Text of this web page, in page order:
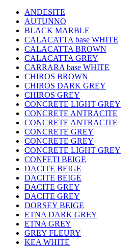
ANDESITE
AUTUNNO
BLACK MARBLE
CALACATTA base WHITE
CALACATTA BROWN
CALACATTA GREY
CARRARA base WHITE
CHIROS BROWN
CHIROS DARK GREY
CHIROS GREY
CONCRETE LIGHT GREY
CONCRETE ANTRACITE
CONCRETE ANTRACITE
CONCRETE GREY
CONCRETE GREY
CONCRETE LIGHT GREY
CONFETI BEIGE
DACITE BEIGE
DACITE BEIGE
DACITE GREY
DACITE GREY
DORSEY BEIGE
ETNA DARK GREY
ETNA GREY
GREY FLEURY
KEA WHITE